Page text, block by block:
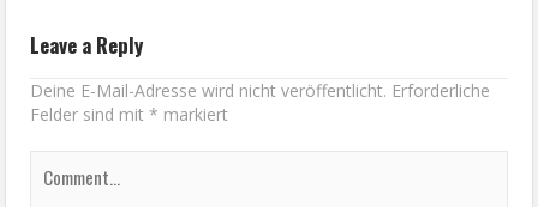
Leave a Reply
Deine E-Mail-Adresse wird nicht veröffentlicht. Erforderliche
Felder sind mit* markiert